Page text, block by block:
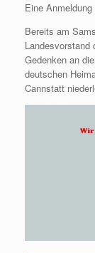
Eine
Bereits am
Landesvorstand
Gedenken an
deutschen
Cannstatt